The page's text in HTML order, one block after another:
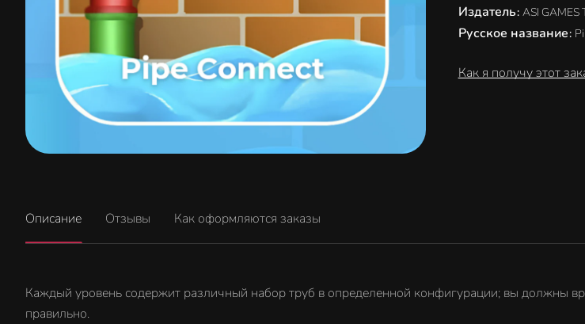
Издатель: ASI GAMES
Русское название:
Как я получу этот
Описание Отзывы Как оформляются заказы
Каждый уровень содержит различный набор труб в определенной конфигурации; вы должны
правильно.